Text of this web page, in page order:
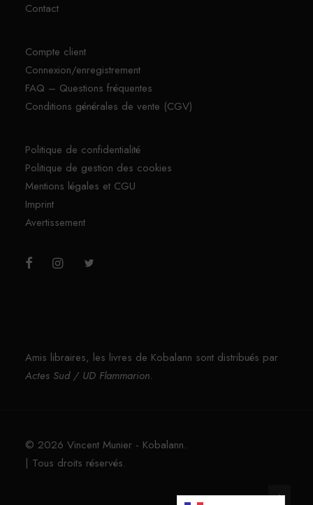
Contact
Compte client
Connexion/enregistrement
FAQ – Questions fréquentes
Conditions générales de vente (CGV)
Politique de confidentialité
Politique de gestion des cookies
Mentions légales et CGU
Imprint
Avertissement
Amis libraires, les livres de Kobalann sont distribués par
Actes Sud / UD Flammarion.
© 2026 Vincent Munier - Kobalann.
| Tous droits réservés.